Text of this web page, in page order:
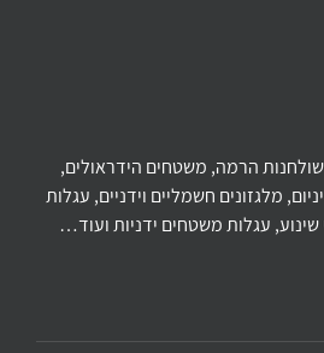
הרמה, משטחים הידראולים,
מלגזונים חשמליים וידניים, עגלות
עגלות משטחים ידניות ועוד…